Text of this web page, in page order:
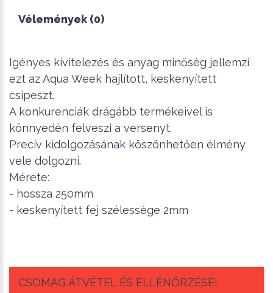
Vélemények (0)
Igényes kivitelezés és anyag minőség jellemzi
ezt az Aqua Week hajlított, keskenyített
csipeszt.
A konkurenciák drágább termékeivel is
könnyedén felveszi a versenyt.
Precív kidolgozásának köszönhetően élmény
vele dolgozni.
Mérete:
- hossza 250mm
- keskenyített fej szélessége 2mm
CSOMAG ÁTVÉTEL ÉS ELLENŐRZÉSE!